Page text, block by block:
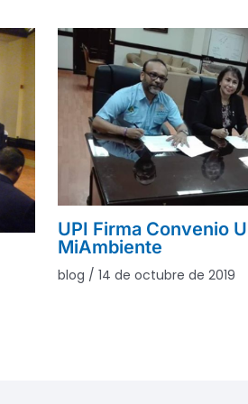
UPI Firma Convenio
MiAmbiente
blog / 14 de octubre de 2019